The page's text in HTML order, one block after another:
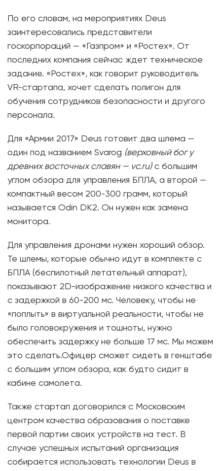
По его словам, на мероприятиях Deus
заинтересовались представители
госкорпораций — «Газпром» и «Ростех». От
последних компания сейчас ждет техническое
задание. «Ростех», как говорит руководитель
VR-стартапа, хочет сделать полигон для
обучения сотрудников безопасности и другого
персонала.
Для «Армии 2017» Deus готовит два шлема —
один под названием Svarog (верховный бог у
древних восточных славян — vc.ru)с большим
углом обзора для управления БПЛА, а второй —
компактный весом 200-300 грамм, который
называется Odin DK2. Он нужен как замена
монитора.
Для управления дронами нужен хороший обзор.
Те шлемы, которые обычно идут в комплекте с
БПЛА (беспилотный летательный аппарат),
показывают 2D-изображение низкого качества и
с задержкой в 60-200 мс. Человеку, чтобы не
«поплыть» в виртуальной реальности, чтобы не
было головокружения и тошноты, нужно
обеспечить задержку не больше 17 мс. Мы можем
это сделать.Офицер сможет сидеть в генштабе
с большим углом обзора, как будто сидит в
кабине самолета.​
Также стартап договорился с Московским
центром качества образования о поставке
первой партии своих устройств на тест. В
случае успешных испытаний организация
собирается использовать технологии Deus в